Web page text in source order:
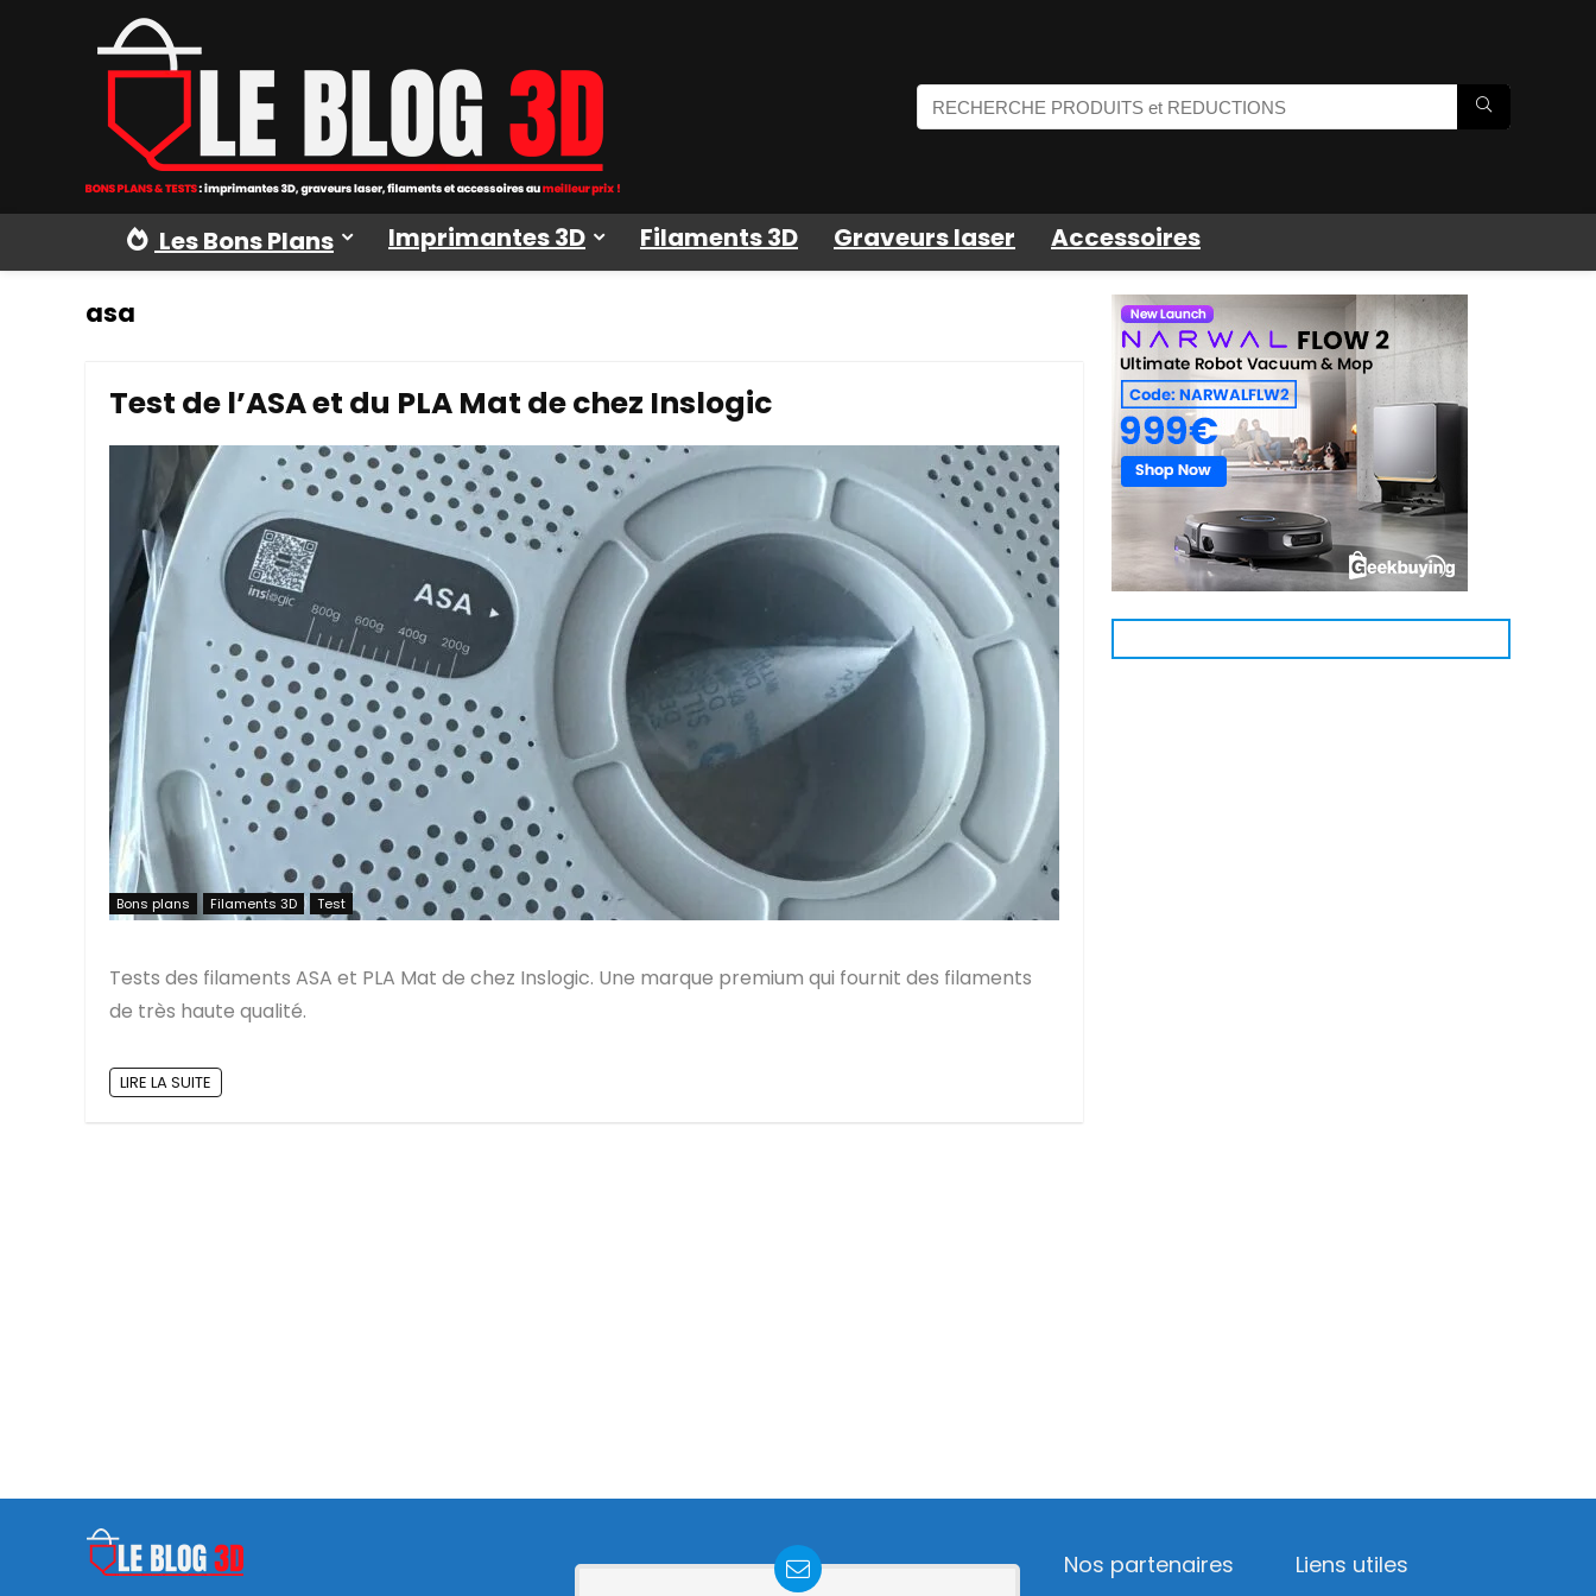
Les Bons Plans Imprimantes 3D Filaments 3D Graveurs laser Accessoires
asa
Test de l’ASA et du PLA Mat de chez Inslogic
Bons plans Filaments 3D Test
Tests des filaments ASA et PLA Mat de chez Inslogic. Une marque premium qui fournit des filaments
de très haute qualité.
LIRE LA SUITE
Nos partenaires Liens utiles